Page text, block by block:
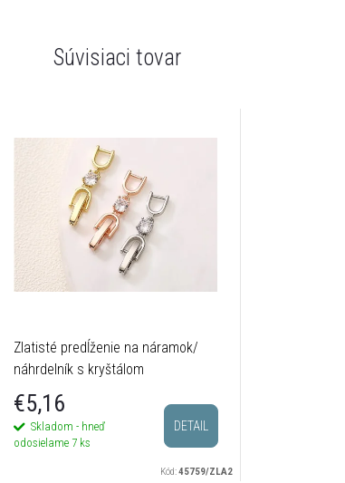
Súvisiaci tovar
Zlatisté predĺženie na náramok/
náhrdelník s kryštálom
€5,16
Skladom - hneď
odosielame 7 ks
DETAIL
Kód:45759/ZLA2